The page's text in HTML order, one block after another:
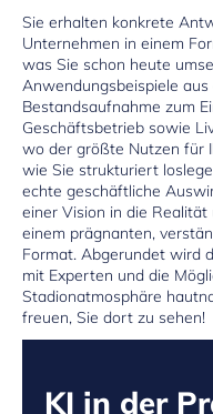
Sie erhalten konkrete
Unternehmen in einem
was Sie schon heute
Anwendungsbeispiele
Bestandsaufnahme zum
Geschäftsbetrieb sowie
wo der größte Nutzen für
wie Sie strukturiert
echte geschäftliche
einer Vision in die
einem prägnanten,
Format. Abgerundet wird
mit Experten und die
Stadionatmosphäre
freuen, Sie dort zu sehen!
KI in der